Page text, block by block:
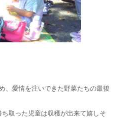
、愛情を注いできた野菜たちの最後
取った児童は収穫が出来て嬉しそ